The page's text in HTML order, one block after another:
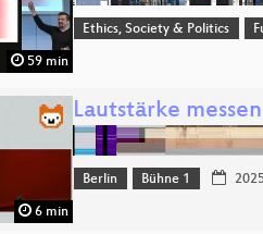
59 min
Ethics, Society & Politics
6 min
Lautstärke
Berlin Bühne 1